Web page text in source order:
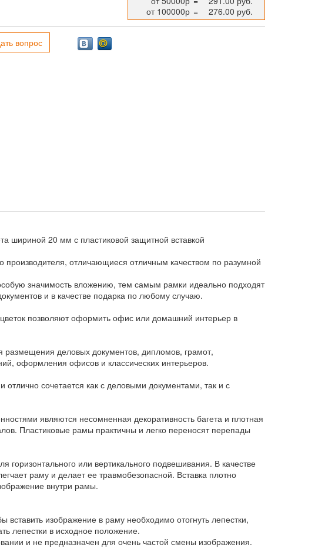
от 100000р = 276.00 руб.
вопрос
шириной 20 мм с пластиковой защитной вставкой
отличающиеся отличным качеством по разумной
значимость вложению, тем самым рамки идеально подходят
и в качестве подарка по любому случаю.
позволяют оформить офис или домашний интерьер в
деловых документов, дипломов, грамот,
оформления офисов и классических интерьеров.
сочетается как с деловыми документами, так и с
являются несомненная декоративность багета и плотная
Пластиковые рамы практичны и легко переносят перепады
горизонтального или вертикального подвешивания. В качестве
раму и делает ее травмобезопасной. Вставка плотно
внутри рамы.
изображение в раму необходимо отогнуть лепестки,
лепестки в исходное положение.
и не предназначен для очень частой смены изображения.